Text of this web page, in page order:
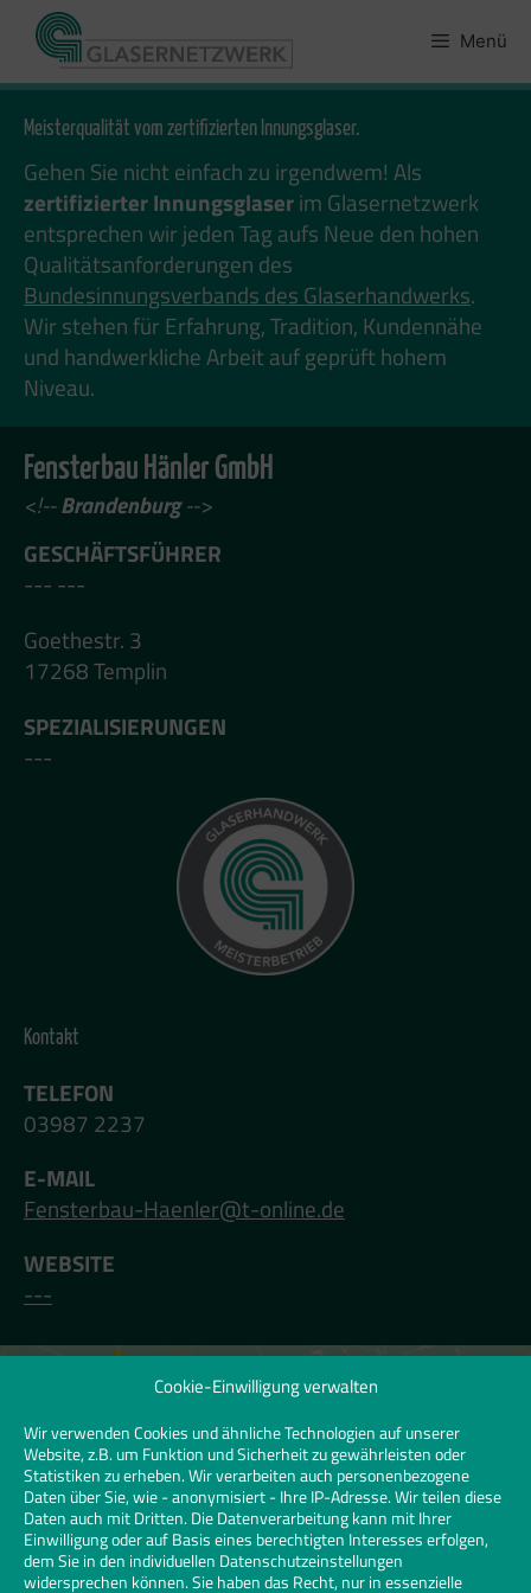
Cookie-Einwilligung verwalten
Wir verwenden Cookies und ähnliche Technologien auf unserer
Website, z.B. um Funktion und Sicherheit zu gewährleisten oder
Statistiken zu erheben. Wir verarbeiten auch personenbezogene
Daten über Sie, wie - anonymisiert - Ihre IP-Adresse. Wir teilen diese
Daten auch mit Dritten. Die Datenverarbeitung kann mit Ihrer
Einwilligung oder auf Basis eines berechtigten Interesses erfolgen,
dem Sie in den individuellen Datenschutzeinstellungen
widersprechen können. Sie haben das Recht, nur in essenzielle
Zum
Inhalt
springen
Menü
Meisterqualität vom zertifizierten Innungsglaser.
Gehen Sie nicht einfach zu irgendwem! Als
zertifizierter Innungsglaserim Glasernetzwerk
entsprechen wir jeden Tag aufs Neue den hohen
Qualitätsanforderungen des
Bundesinnungsverbands des Glaserhandwerks.
Wir stehen für Erfahrung, Tradition, Kundennähe
und handwerkliche Arbeit auf geprüft hohem
Niveau.
Fensterbau Hänler GmbH
<!--Brandenburg-->
GESCHÄFTSFÜHRER
--- ---
Goethestr. 3
17268 Templin
SPEZIALISIERUNGEN
---
Kontakt
TELEFON
03987 2237
E-MAIL
Fensterbau-Haenler@t-online.de
WEBSITE
---
Klicken Sie hier, um Marketing-Cookies zu
akzeptieren und diesen Inhalt zu
aktivieren | Click to accept marketing
cookies and enable this content